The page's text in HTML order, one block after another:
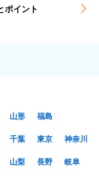
ポイント
山形
福島
千葉 東京
神奈川
山梨 長野
岐阜